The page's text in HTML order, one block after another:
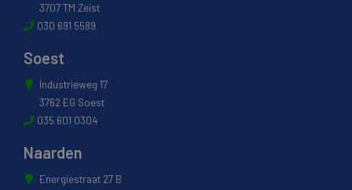
3707 TM Zeist
030 691 5589
Soest
Industrieweg 17
3762 EG Soest
035 601 0304
Naarden
Energiestraat 27 B